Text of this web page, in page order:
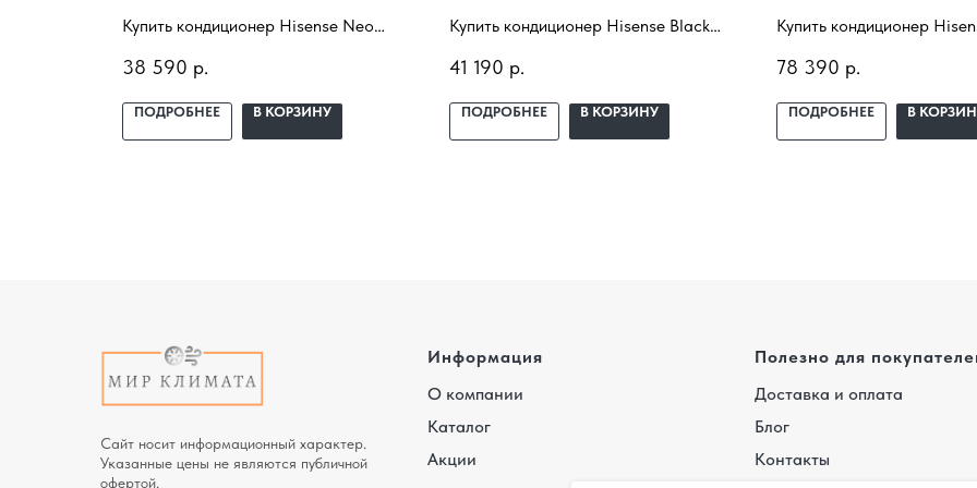
Купить кондиционер Hisense Neo
10HW4SYDTG5 с установкой под
ключ. Подбор под помещение,
38 590 р.
ПОДРОБНЕЕ В КОРЗИНУ
Купить кондиционер Hisense Black
10HW4SYDTG5B с установкой под
ключ. Подбор под помещение,
41 190 р.
ПОДРОБНЕЕ В КОРЗИНУ
Купить кондиционер
10UW4RXVQF00 с
ключ. Подбор под
78 390 р.
ПОДРОБНЕЕ В
Сайт носит информационный характер.
Указанные цены не являются публичной
офертой.
Информация
О компании
Каталог
Акции
Полезно для
Доставка и оплата
Блог
Контакты